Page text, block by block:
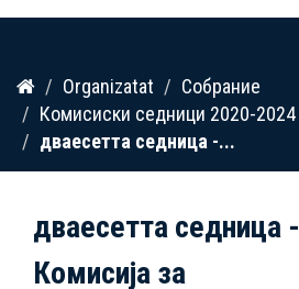
Kalo
përmbajtja
Organizatat
Собрание
Комисиски седници 2020-2024
дваесетта седница -...
дваесетта седница -
Комисија за